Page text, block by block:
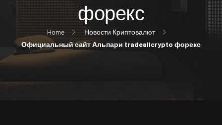
форекс
Home
Новости Криптовалют
Официальный сайт Альпари tradeallcrypto форекс